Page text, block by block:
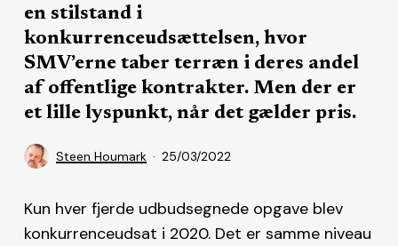
en stilstand i
konkurrenceudsættelsen, hvor
SMV’erne taber terræn i deres andel
af offentlige kontrakter. Men der er
et lille lyspunkt, når det gælder pris.
Steen Houmark 25/03/2022
Kun hver fjerde udbudsegnede opgave blev
konkurrenceudsat i 2020. Det er samme niveau